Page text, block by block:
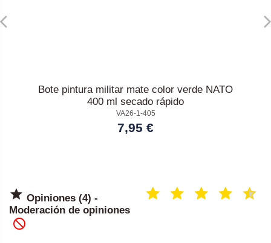
Bote pintura militar mate color verde NATO
400 ml secado rápido
VA26-1-405
7,95 €
 Opiniones (4) -
Moderación de opiniones
